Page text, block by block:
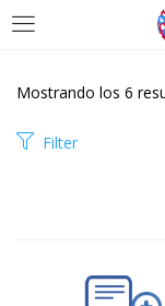
Remember me
Mostrando los 6
Filter